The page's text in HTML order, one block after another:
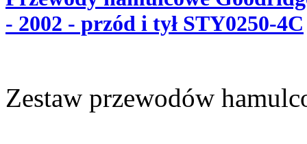
- 2002 - przód i tył STY0250-4C
Zestaw przewodów